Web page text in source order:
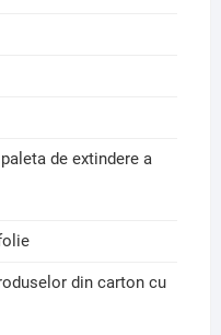
de extindere a
din carton cu